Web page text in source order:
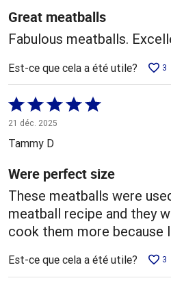
Great meatballs
Fabulous meatballs.
Est-ce que cela a été utile? 3
Coté
5 sur
5
21 déc. 2025
Tammy D
Were perfect size
These meatballs were
meatball recipe and they
cook them more because
Est-ce que cela a été utile? 3